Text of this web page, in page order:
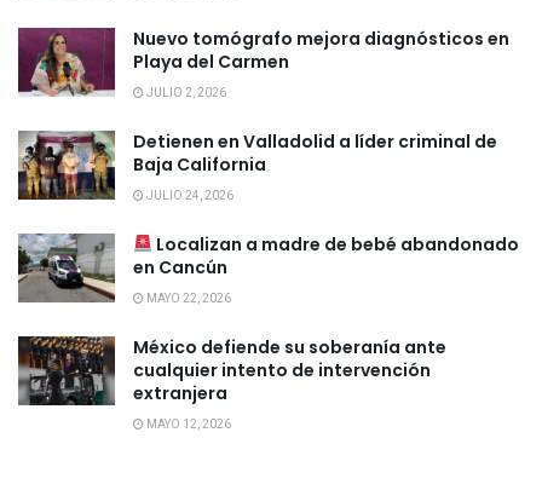
Nuevo tomógrafo mejora diagnósticos en
Playa del Carmen
JULIO 2, 2026
Detienen en Valladolid a líder criminal de
Baja California
JULIO 24, 2026
Localizan a madre de bebé abandonado
en Cancún
MAYO 22, 2026
México defiende su soberanía ante
cualquier intento de intervención
extranjera
MAYO 12, 2026